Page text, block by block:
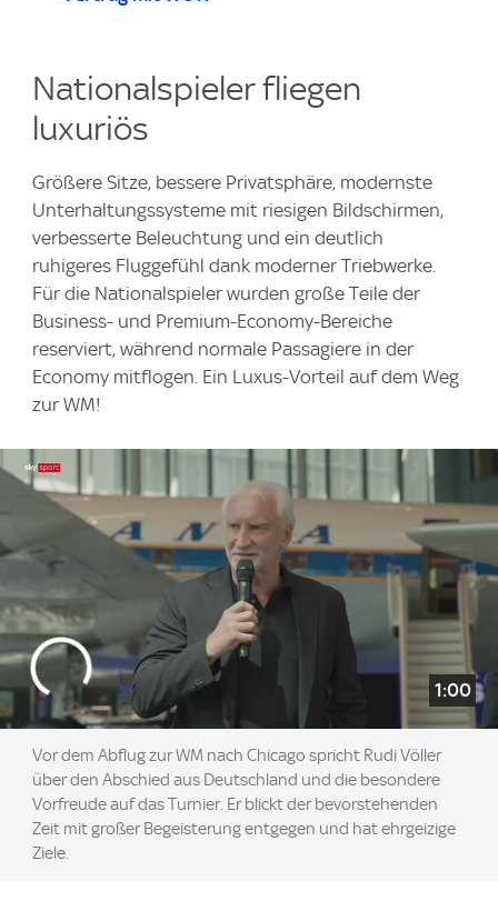
Nationalspieler fliegen
luxuriös
Größere Sitze, bessere Privatsphäre, modernste
Unterhaltungssysteme mit riesigen Bildschirmen,
verbesserte Beleuchtung und ein deutlich
ruhigeres Fluggefühl dank moderner Triebwerke.
Für die Nationalspieler wurden große Teile der
Business- und Premium-Economy-Bereiche
reserviert, während normale Passagiere in der
Economy mitflogen. Ein Luxus-Vorteil auf dem Weg
zur WM!
1:00
Vor dem Abflug zur WM nach Chicago spricht Rudi Völler
über den Abschied aus Deutschland und die besondere
Vorfreude auf das Turnier. Er blickt der bevorstehenden
Zeit mit großer Begeisterung entgegen und hat ehrgeizige
Ziele.